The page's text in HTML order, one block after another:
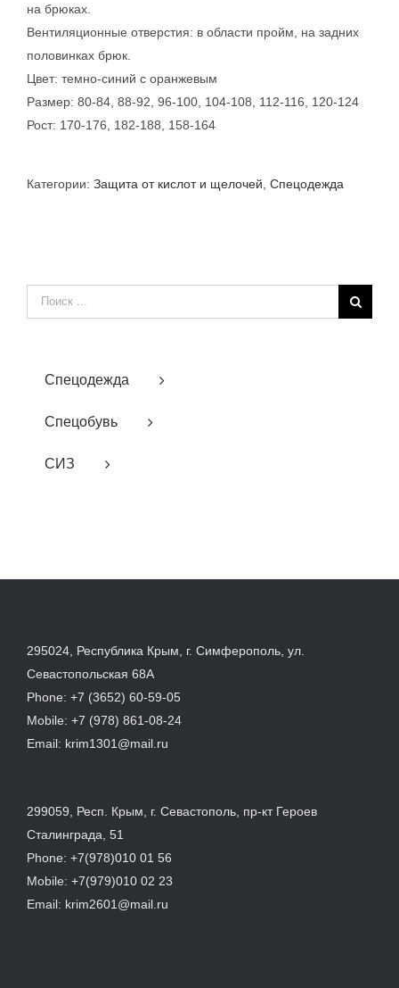
на брюках.
Вентиляционные отверстия: в области пройм, на задних
половинках брюк.
Цвет: темно-синий с оранжевым
Размер: 80-84, 88-92, 96-100, 104-108, 112-116, 120-124
Рост: 170-176, 182-188, 158-164
Категории: Защита от кислот и щелочей Спецодежда
Результат
поиска:
Спецодежда
Спецобувь
СИЗ
295024, Республика Крым, г. Симферополь, ул.
Севастопольская 68А
Phone: +7 (3652) 60-59-05
Mobile: +7 (978) 861-08-24
Email: krim1301@mail.ru
299059, Респ. Крым, г. Севастополь, пр-кт Героев
Сталинграда, 51
Phone: +7(978)010 01 56
Mobile: +7(979)010 02 23
Email: krim2601@mail.ru